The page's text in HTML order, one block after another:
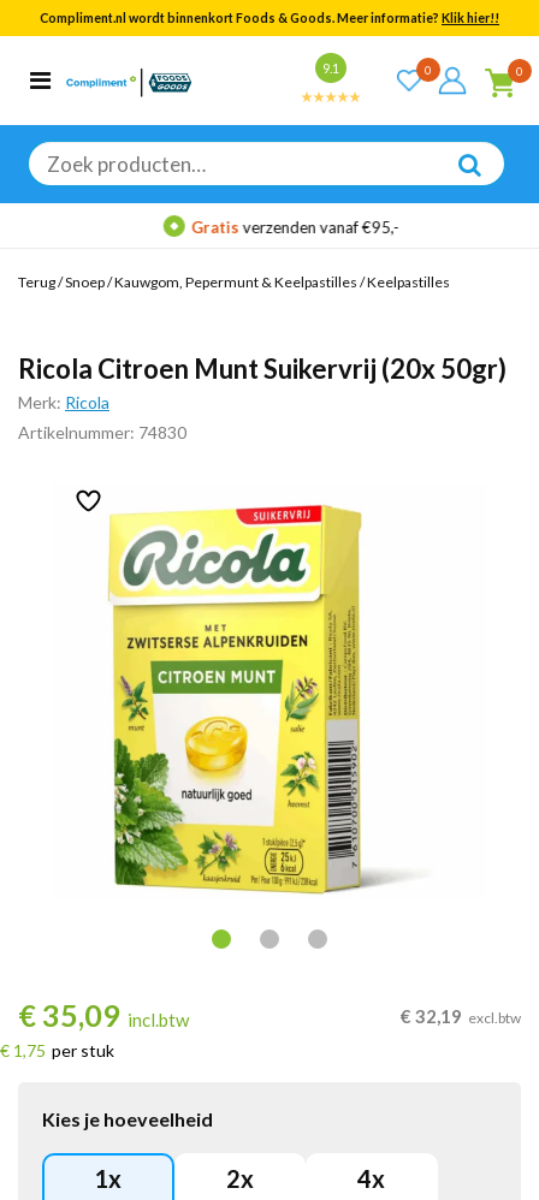
Compliment.nl wordt binnenkort Foods & Goods. Meer informatie? Klik hier!!
9.1 0 0
Zoeken
naar:
Categorieën
Bekijk alle resultaten
Gratisverzenden vanaf €95,-
Terug/Snoep/Kauwgom, Pepermunt & Keelpastilles /Keelpastilles
Ricola Citroen Munt Suikervrij (20x 50gr)
Merk: Ricola
Artikelnummer: 74830
€ 35,09 incl.btw
€ 1,75 per stuk
€ 32,19 excl.btw
Kies je hoeveelheid
1x 2x 4x